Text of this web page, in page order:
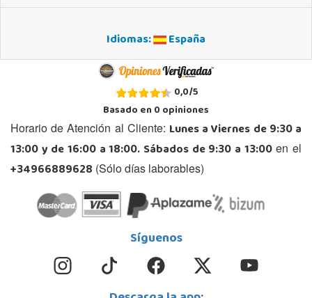
Idiomas: España
0,0/5
Basado en0opiniones
Horario de Atención al Cliente: Lunes a Viernes de 9:30 a
13:00 y de 16:00 a 18:00. Sábados de 9:30 a 13:00en el
+34966889628 (Sólo días laborables)
Síguenos